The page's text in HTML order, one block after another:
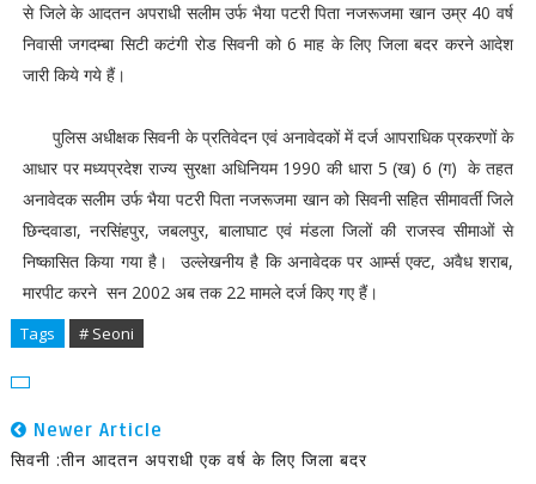
से जिले के आदतन अपराधी सलीम उर्फ भैया पटरी पिता नजरूजमा खान उम्र 40 वर्ष
निवासी जगदम्बा सिटी कटंगी रोड सिवनी को 6 माह के लिए जिला बदर करने आदेश
जारी किये गये हैं।
पुलिस अधीक्षक सिवनी के प्रतिवेदन एवं अनावेदकों में दर्ज आपराधिक प्रकरणों के
आधार पर मध्यप्रदेश राज्य सुरक्षा अधिनियम 1990 की धारा 5 (ख) 6 (ग) के तहत
अनावेदक सलीम उर्फ भैया पटरी पिता नजरूजमा खान को सिवनी सहित सीमावर्ती जिले
छिन्दवाडा, नरसिंहपुर, जबलपुर, बालाघाट एवं मंडला जिलों की राजस्व सीमाओं से
निष्कासित किया गया है। उल्लेखनीय है कि अनावेदक पर आर्म्स एक्ट, अवैध शराब,
मारपीट करने सन 2002 अब तक 22 मामले दर्ज किए गए हैं।
Tags # Seoni
Newer Article
सिवनी :तीन आदतन अपराधी एक वर्ष के लिए जिला बदर